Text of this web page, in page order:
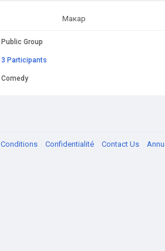
Макар
Public Group
3 Participants
Comedy
Conditions Confidentialité Contact Us